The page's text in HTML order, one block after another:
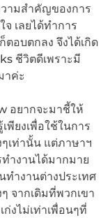
วามสำคัญของการ
เลยได้ทำการ
อบตกลง จึงได้เกิด
ชีวิตดีเพราะมี
าค่ะ
อยากจะมาชี้ให้
พียงเพื่อใช้ในการ
เท่านั้น แต่ภาษาฯ
ำงานได้มากมาย
ำงานต่างประเทศ
จากเดิมที่พวกเขา
งไม่เท่าเพื่อนๆที่